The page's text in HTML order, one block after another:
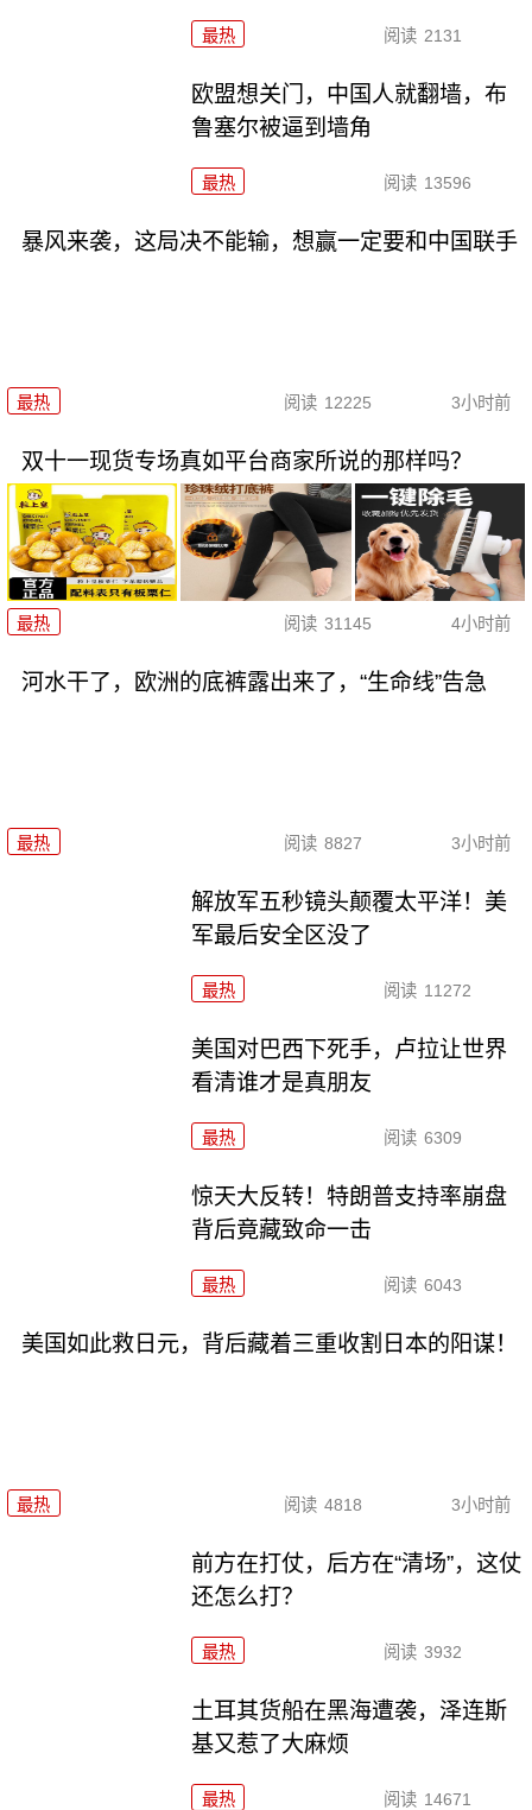
最热 阅读 2131
欧盟想关门，中国人就翻墙，布
鲁塞尔被逼到墙角
最热 阅读 13596
暴风来袭，这局决不能输，想赢一定要和中国联手
最热 阅读 12225 3小时前
双十一现货专场真如平台商家所说的那样吗？
最热 阅读 31145 4小时前
河水干了，欧洲的底裤露出来了，“生命线”告急
最热 阅读 8827 3小时前
解放军五秒镜头颠覆太平洋！美
军最后安全区没了
最热 阅读 11272
美国对巴西下死手，卢拉让世界
看清谁才是真朋友
最热 阅读 6309
惊天大反转！特朗普支持率崩盘
背后竟藏致命一击
最热 阅读 6043
美国如此救日元，背后藏着三重收割日本的阳谋！
最热 阅读 4818 3小时前
前方在打仗，后方在“清场”，这仗
还怎么打？
最热 阅读 3932
土耳其货船在黑海遭袭，泽连斯
基又惹了大麻烦
最热 阅读 14671